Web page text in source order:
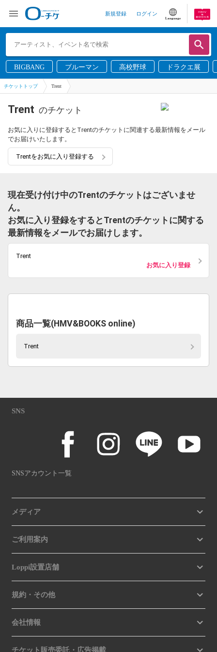
新規登録 ログイン
Language
BIGBANG ブルーマン 高校野球 ドラクエ展
チケットトップ Trent
Trent のチケット
お気に入りに登録するとTrentのチケットに関連する最新情報をメール
でお届けいたします。
Trentをお気に入り登録する
現在受け付け中のTrentのチケットはございませ
ん。
お気に入り登録をするとTrentのチケットに関する
最新情報をメールでお届けします。
Trent
お気に入り登録
商品一覧(HMV&BOOKS online)
Trent
SNS
SNSアカウント一覧
メディア
ご利用案内
Loppi設置店舗
規約・その他
会社情報
チケット販売委託・広告掲載